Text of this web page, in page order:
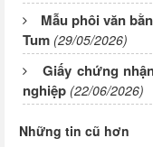
Mẫu phôi văn
Tum (29/05/2026)
Giấy chứng
nghiệp (22/06/2026)
Những tin cũ hơn